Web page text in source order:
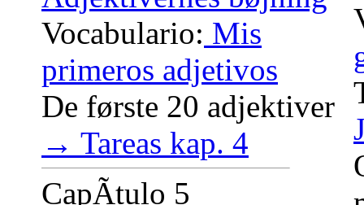
Vocabulario: Mis
primeros adjetivos
De første 20 adjektiver
→ Tareas kap. 4
CapÃ­tulo 5